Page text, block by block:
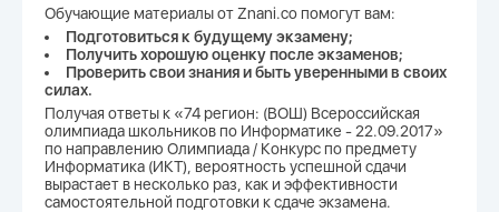
Обучающие материалы от Znani.co помогут вам:
Подготовиться к будущему экзамену;
Получить хорошую оценку после экзаменов;
Проверить свои знания и быть уверенными в своих
силах.
Получая ответы к «74 регион: (ВОШ) Всероссийская
олимпиада школьников по Информатике - 22.09.2017»
по направлению Олимпиада / Конкурс по предмету
Информатика (ИКТ), вероятность успешной сдачи
вырастает в несколько раз, как и эффективности
самостоятельной подготовки к сдаче экзамена.